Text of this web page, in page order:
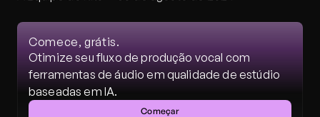
Comece, grátis.
Otimize seu fluxo de produção vocal com
ferramentas de áudio em qualidade de estúdio
baseadas em IA.
Começar